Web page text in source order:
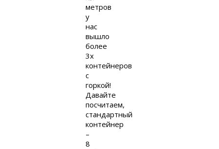
метров
у
нас
вышло
более
3х
контейнеров
с
горкой!
Давайте
посчитаем,
стандартный
контейнер
–
8